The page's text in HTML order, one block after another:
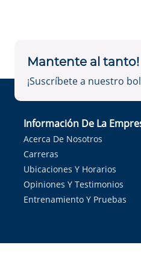
Mantente al tanto!
¡Suscríbete a nuestro
Información De La
Acerca De Nosotros
Carreras
Ubicaciones Y Horarios
Opiniones Y Testimonios
Entrenamiento Y Pruebas